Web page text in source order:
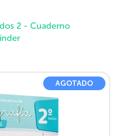
2 - Cuaderno
AGOTADO